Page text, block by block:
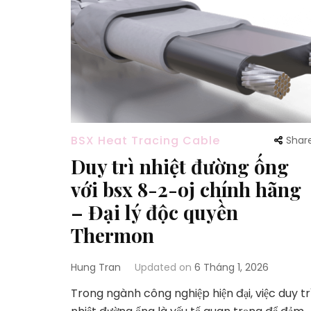
BSX Heat Tracing Cable
Duy trì nhiệt đường ống
với bsx 8-2-oj chính hãng
– Đại lý độc quyền
Thermon
Hung Tran Updated on 6 Tháng 1, 2026
Trong ngành công nghiệp hiện đại, việc duy